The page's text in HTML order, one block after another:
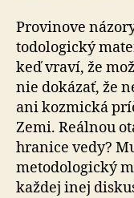
Provinove
to­do­lo­gic­ký
keď vraví, že
nie dokázať, že
ani kozmická
Zemi. Reálnou
hranice vedy?
metodologický
každej inej